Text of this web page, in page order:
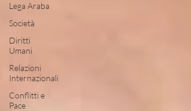
Lega Araba
Società
Diritti
Umani
Relazioni
Internazionali
Conflitti e
Pace